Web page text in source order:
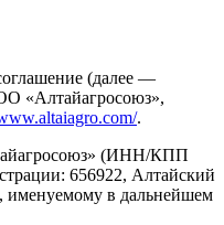
(далее —
«Алтайагросоюз»,
.
(ИНН/КПП
656922, Алтайский
именуемому в дальнейшем